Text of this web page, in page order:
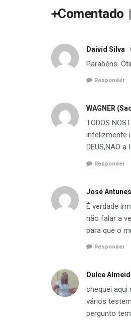
+Comentado
Daivid Silva
Parabéns.
Responder
WAGNER
TODOS
infelizmente
DEUS,NAO
Responder
José Antunes
É verdade
não falar a
para que o
Responder
Dulce
chequei
vários
pergunto